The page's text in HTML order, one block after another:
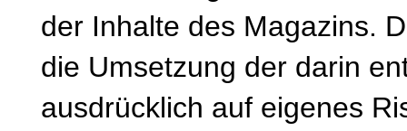
der Inhalte des Magazins.
die Umsetzung der darin
ausdrücklich auf eigenes